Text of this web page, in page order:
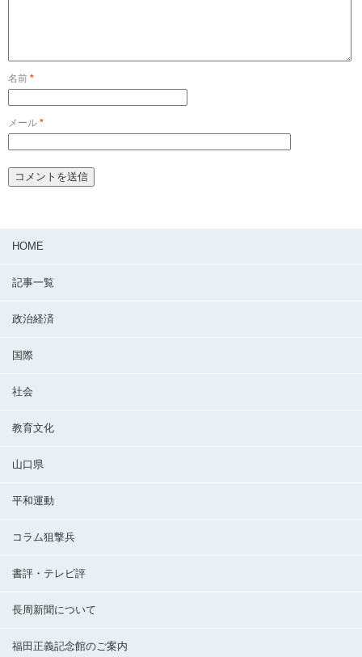
名前 *
メール *
HOME
記事一覧
政治経済
国際
社会
教育文化
山口県
平和運動
コラム狙撃兵
書評・テレビ評
長周新聞について
福田正義記念館のご案内